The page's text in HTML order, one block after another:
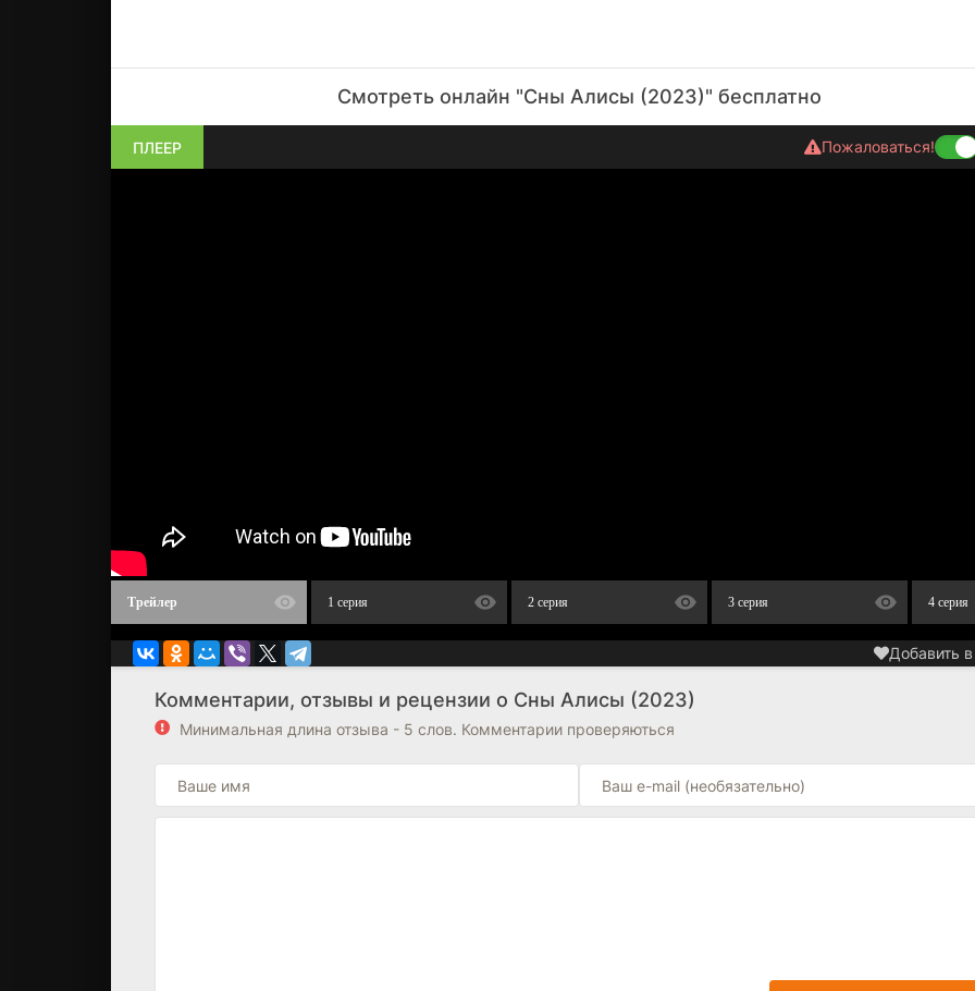
Смотреть онлайн "Сны Алисы (2023)" бесплатно
ПЛЕЕР Пожаловаться!
Трейлер 1 серия 2 серия 3 серия 4 серия
Добавить
Комментарии, отзывы и рецензии о Сны Алисы (2023)
Минимальная длина отзыва - 5 слов. Комментарии проверяються